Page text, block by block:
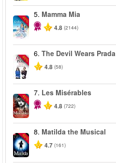
-40%
5. Mamma Mia
4.8 (2144)
-50%
6. The Devil Wears Prada
4.8 (58)
-40%
7. Les Misérables
4.8 (722)
-50%
8. Matilda the Musical
4.7 (161)